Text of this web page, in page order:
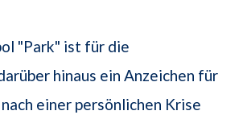
"Park" ist für die
hinaus ein Anzeichen für
nach einer persönlichen Krise